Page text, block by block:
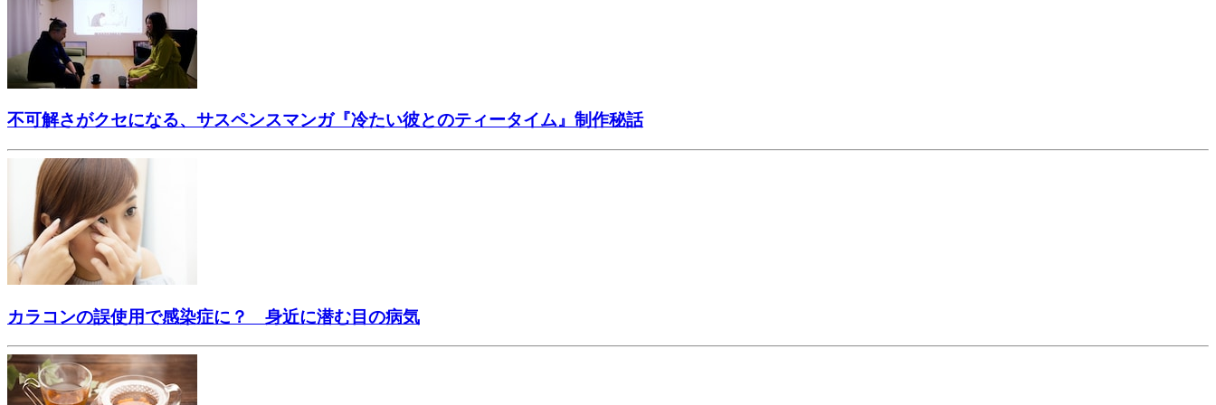
不可解さがクセになる、サスペンスマンガ『冷たい彼とのティータイム』制作秘話
カラコンの誤使用で感染症に？ 身近に潜む目の病気